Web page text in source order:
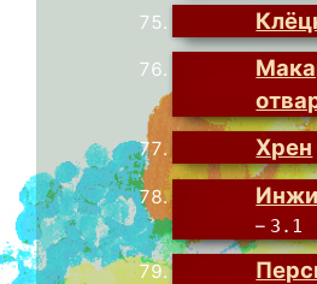
Хрен
– 3.1